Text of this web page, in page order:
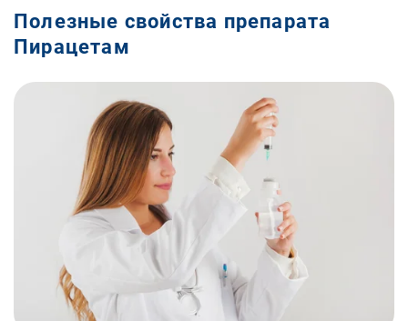
Полезные свойства препарата
Пирацетам